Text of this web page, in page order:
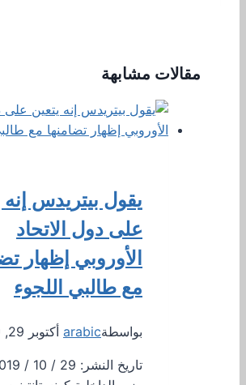
مقالات مشابهة
يقول بيتريدس إنه
على دول الاتحاد
الأوروبي إظهار
مع طالبي اللجوء
بواسطةarabic أكتوبر 29, 2019